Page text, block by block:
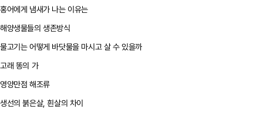
홍어에게 냄새가 나는 이유는
해양생물들의 생존방식
물고기는 어떻게 바닷물을 마시고 살 수 있을까
고래 똥의 가
영양만점 해조류
생선의 붉은살, 흰살의 차이